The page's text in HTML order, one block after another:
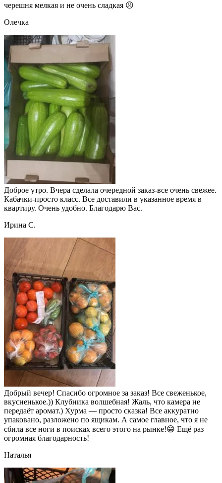
черешня мелкая и не очень сладкая ☹
Олечка
Доброе утро. Вчера сделала очередной заказ-все очень свежее.
Кабачки-просто класс. Все доставили в указанное время в
квартиру. Очень удобно. Благодарю Вас.
Ирина С.
Добрый вечер! Спасибо огромное за заказ! Все свеженькое,
вкусненькое.)) Клубника волшебная! Жаль, что камера не
передаёт аромат.) Хурма — просто сказка! Все аккуратно
упаковано, разложено по ящикам. А самое главное, что я не
сбила все ноги в поисках всего этого на рынке!😁 Ещё раз
огромная благодарность!
Наталья